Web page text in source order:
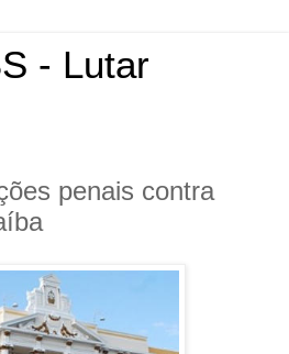
- Lutar
penais contra